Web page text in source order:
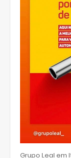
Grupo Leal em